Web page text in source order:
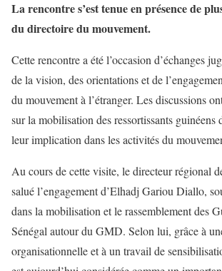
La rencontre s’est tenue en présence de
du directoire du mouvement.
Cette rencontre a été l’occasion d’échanges
de la vision, des orientations et de
du mouvement à l’étranger. Les discussions
sur la mobilisation des ressortissants guinéens
leur implication dans les activités du
Au cours de cette visite, le directeur régional
salué l’engagement d’Elhadj Gariou Diallo,
dans la mobilisation et le rassemblement des
Sénégal autour du GMD. Selon lui, grâce à
organisationnelle et à un travail de